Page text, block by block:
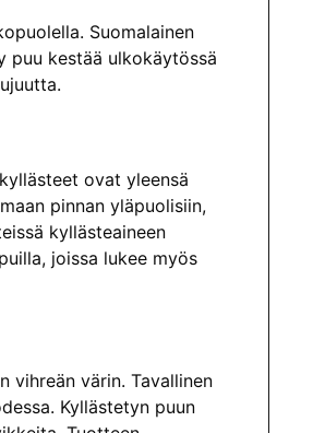
Suomalainen
puu kestää ulkokäytössä
ovat yleensä
pinnan yläpuolisiin,
kyllästeaineen
joissa lukee myös
vihreän värin. Tavallinen
Kyllästetyn puun